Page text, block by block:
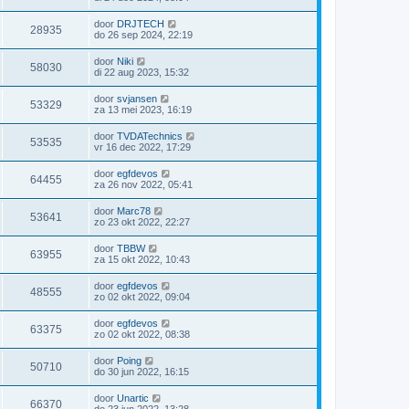
28935 door DRJTECH
do 26 sep 2024, 22:19
58030 door Niki
di 22 aug 2023, 15:32
53329 door svjansen
za 13 mei 2023, 16:19
53535 door TVDATechnics
vr 16 dec 2022, 17:29
64455 door egfdevos
za 26 nov 2022, 05:41
53641 door Marc78
zo 23 okt 2022, 22:27
63955 door TBBW
za 15 okt 2022, 10:43
48555 door egfdevos
zo 02 okt 2022, 09:04
63375 door egfdevos
zo 02 okt 2022, 08:38
50710 door Poing
do 30 jun 2022, 16:15
66370 door Unartic